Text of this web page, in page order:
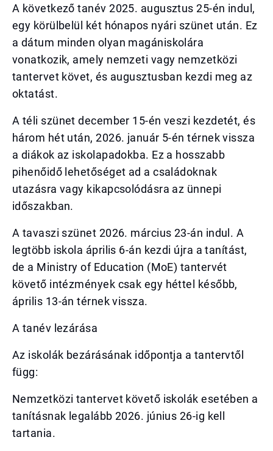
A következő tanév 2025. augusztus 25-én indul,
egy körülbelül két hónapos nyári szünet után. Ez
a dátum minden olyan magániskolára
vonatkozik, amely nemzeti vagy nemzetközi
tantervet követ, és augusztusban kezdi meg az
oktatást.
A téli szünet december 15-én veszi kezdetét, és
három hét után, 2026. január 5-én térnek vissza
a diákok az iskolapadokba. Ez a hosszabb
pihenőidő lehetőséget ad a családoknak
utazásra vagy kikapcsolódásra az ünnepi
időszakban.
A tavaszi szünet 2026. március 23-án indul. A
legtöbb iskola április 6-án kezdi újra a tanítást,
de a Ministry of Education (MoE) tantervét
követő intézmények csak egy héttel később,
április 13-án térnek vissza.
A tanév lezárása
Az iskolák bezárásának időpontja a tantervtől
függ:
Nemzetközi tantervet követő iskolák esetében a
tanításnak legalább 2026. június 26-ig kell
tartania.